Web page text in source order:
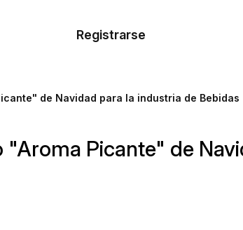
Registrarse
de Navidad para la industria de Bebidas
Picante" de